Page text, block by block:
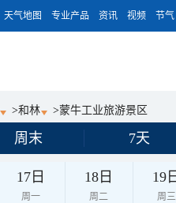
天气地图 专业产品 资讯 视频 节气
>和林 >蒙牛工业旅游景区
周末 7天
17日
周一
18日
周二
19
周三